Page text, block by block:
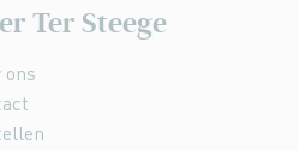
Ter Steege
ons